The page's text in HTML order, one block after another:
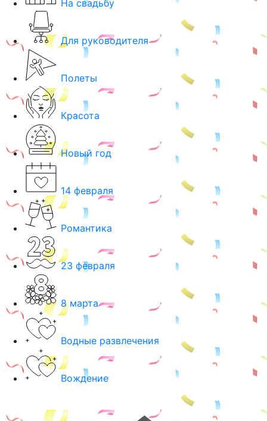
На свадьбу
Для руководителя
Полеты
Красота
Новый год
14 февраля
Романтика
23 февраля
8 марта
Водные развлечения
Вождение